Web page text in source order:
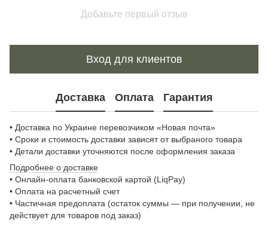
Добавьте первый отзыв
Вход для клиентов
Доставка Оплата Гарантия
• Доставка по Украине перевозчиком «Новая почта»
• Сроки и стоимость доставки зависят от выбраного товара
• Детали доставки уточняются после оформления заказа
Подробнее о доставке
• Онлайн-оплата банковской картой (LiqPay)
• Оплата на расчетный счет
• Частичная предоплата (остаток суммы — при получении, не
действует для товаров под заказ)